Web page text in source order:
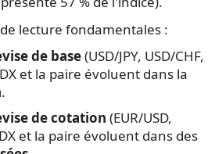
lecture fondamentales :
de base(USD/JPY, USD/CHF,
et la paire évoluent dans la
.
de cotation (EUR/USD,
et la paire évoluent dans des